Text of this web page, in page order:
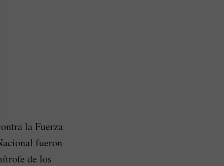
la Fuerza
fueron
de los